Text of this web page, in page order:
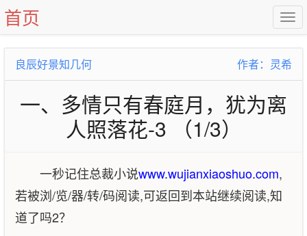
首页
良辰好景知几何 作者：灵希
一、多情只有春庭月，犹为离
人照落花-3 （1/3）
一秒记住总裁小说www.wujianxiaoshuo.com,
若被浏/览/器/转/码阅读,可返回到本站继续阅读,知
道了吗2？